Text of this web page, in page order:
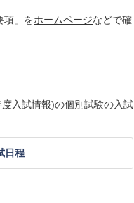
項」をホームページなどで確
入試情報)の個別試験の入試
日程